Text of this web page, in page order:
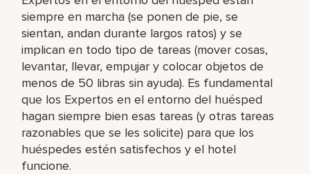
siempre en marcha (se ponen de pie, se
sientan, andan durante largos ratos) y se
implican en todo tipo de tareas (mover cosas,
levantar, llevar, empujar y colocar objetos de
menos de 50 libras sin ayuda). Es fundamental
que los Expertos en el entorno del huésped
hagan siempre bien esas tareas (y otras tareas
razonables que se les solicite) para que los
huéspedes estén satisfechos y el hotel
funcione.